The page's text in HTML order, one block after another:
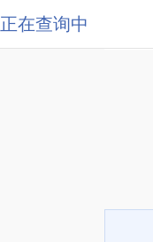
正在查询中